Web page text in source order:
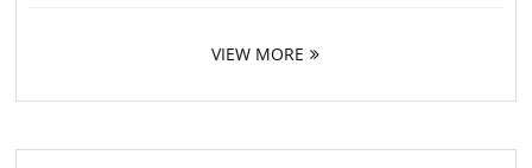
VIEW MORE